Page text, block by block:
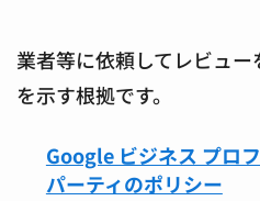
業者等に依頼してレビュ
を示す根拠です。
Google ビジネス プロ
パーティのポリシー